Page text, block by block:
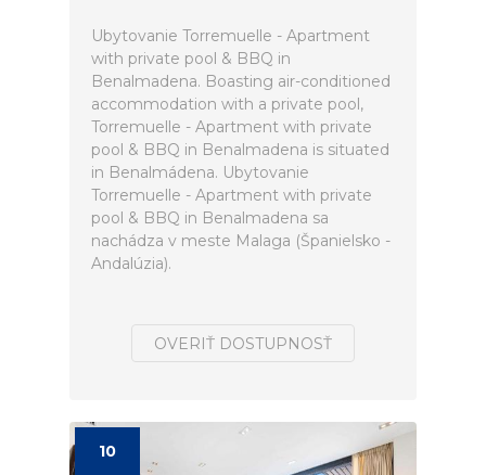
Ubytovanie Torremuelle - Apartment
with private pool & BBQ in
Benalmadena. Boasting air-conditioned
accommodation with a private pool,
Torremuelle - Apartment with private
pool & BBQ in Benalmadena is situated
in Benalmádena. Ubytovanie
Torremuelle - Apartment with private
pool & BBQ in Benalmadena sa
nachádza v meste Malaga (Španielsko -
Andalúzia).
OVERIŤ DOSTUPNOSŤ
10